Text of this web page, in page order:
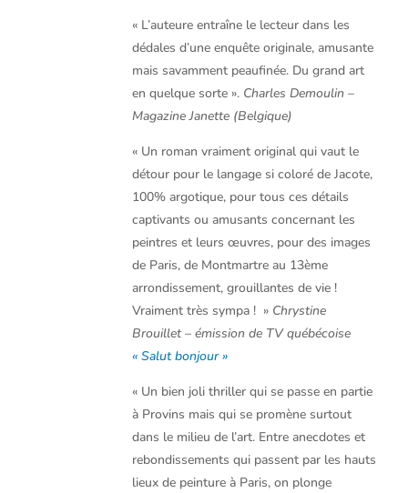
« L’auteure entraîne le lecteur dans les
dédales d’une enquête originale, amusante
mais savamment peaufinée. Du grand art
en quelque sorte ». Charles Demoulin –
Magazine Janette (Belgique)
« Un roman vraiment original qui vaut le
détour pour le langage si coloré de Jacote,
100% argotique, pour tous ces détails
captivants ou amusants concernant les
peintres et leurs œuvres, pour des images
de Paris, de Montmartre au 13ème
arrondissement, grouillantes de vie !
Vraiment très sympa ! » Chrystine
Brouillet – émission de TV québécoise
« Salut bonjour »
« Un bien joli thriller qui se passe en partie
à Provins mais qui se promène surtout
dans le milieu de l’art. Entre anecdotes et
rebondissements qui passent par les hauts
lieux de peinture à Paris, on plonge